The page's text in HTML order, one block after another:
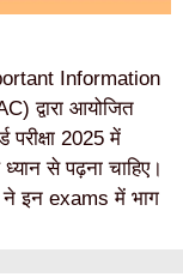
Information
द्वारा आयोजित
2025 में
से पढ़ना चाहिए।
ने इन exams में भाग